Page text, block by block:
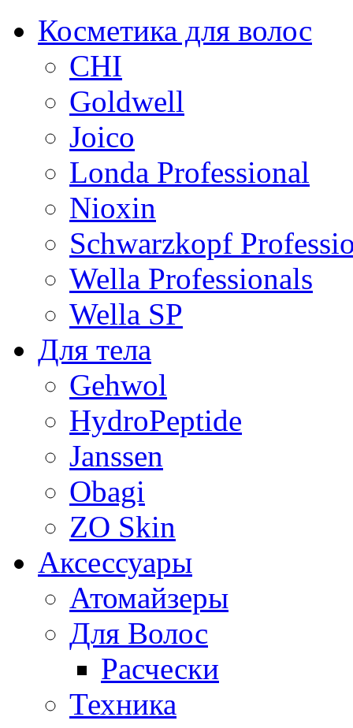
Косметика для волос
CHI
Goldwell
Joico
Londa Professional
Nioxin
Schwarzkopf
Wella Professionals
Wella SP
Для тела
Gehwol
HydroPeptide
Janssen
Obagi
ZO Skin
Aксессуары
Атомайзеры
Для Волос
Расчески
Техника